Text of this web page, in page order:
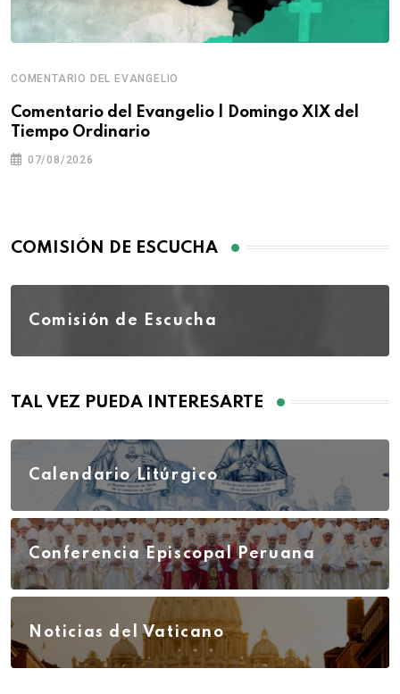
COMENTARIO DEL EVANGELIO
Comentario del Evangelio | Domingo XIX del
Tiempo Ordinario
07/08/2026
COMISIÓN DE ESCUCHA
Comisión de Escucha
TAL VEZ PUEDA INTERESARTE
Calendario Litúrgico
Conferencia Episcopal Peruana
Noticias del Vaticano